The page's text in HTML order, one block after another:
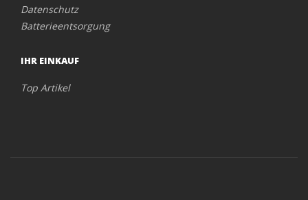
Datenschutz
Batterieentsorgung
IHR EINKAUF
Top Artikel